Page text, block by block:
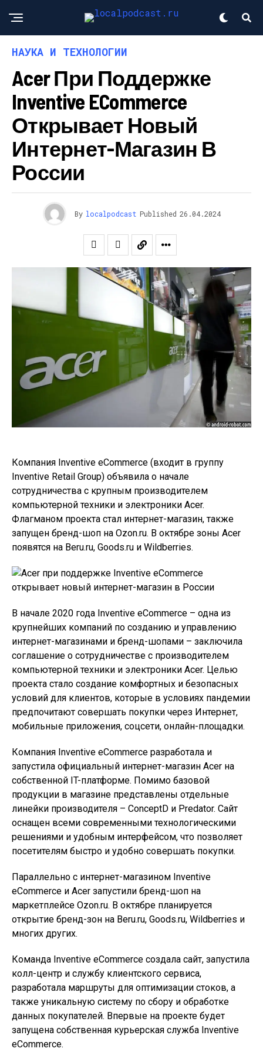
НАУКА И ТЕХНОЛОГИИ
Acer При Поддержке
Inventive ECommerce
Открывает Новый
Интернет-Магазин В
России
By localpodcast Published 26.04.2024
Компания Inventive eCommerce (входит в группу
Inventive Retail Group) объявила о начале
сотрудничества с крупным производителем
компьютерной техники и электроники Acer.
Флагманом проекта стал интернет-магазин, также
запущен бренд-шоп на Ozon.ru. В октябре зоны Acer
появятся на Beru.ru, Goods.ru и Wildberries.
В начале 2020 года Inventive eCommerce – одна из
крупнейших компаний по созданию и управлению
интернет-магазинами и бренд-шопами – заключила
соглашение о сотрудничестве с производителем
компьютерной техники и электроники Acer. Целью
проекта стало создание комфортных и безопасных
условий для клиентов, которые в условиях пандемии
предпочитают совершать покупки через Интернет,
мобильные приложения, соцсети, онлайн-площадки.
Компания Inventive eCommerce разработала и
запустила официальный интернет-магазин Acer на
собственной IT-платформе. Помимо базовой
продукции в магазине представлены отдельные
линейки производителя – ConceptD и Predator. Сайт
оснащен всеми современными технологическими
решениями и удобным интерфейсом, что позволяет
посетителям быстро и удобно совершать покупки.
Параллельно с интернет-магазином Inventive
eCommerce и Acer запустили бренд-шоп на
маркетплейсе Ozon.ru. В октябре планируется
открытие бренд-зон на Beru.ru, Goods.ru, Wildberries и
многих других.
Команда Inventive eCommerce создала сайт, запустила
колл-центр и службу клиентского сервиса,
разработала маршруты для оптимизации стоков, а
также уникальную систему по сбору и обработке
данных покупателей. Впервые на проекте будет
запущена собственная курьерская служба Inventive
eCommerce.